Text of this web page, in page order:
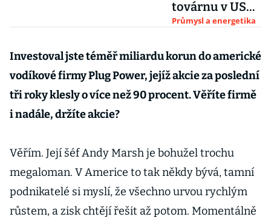
továrnu v USA,
bude vyrábět
Zároveň
zůstává v
Průmysl a energetika
Investoval jste téměř miliardu korun do americké
vodíkové firmy Plug Power, jejíž akcie za poslední
tři roky klesly o více než 90 procent. Věříte firmě
i nadále, držíte akcie?
Věřím. Její šéf Andy Marsh je bohužel trochu
megaloman. V Americe to tak někdy bývá, tamní
podnikatelé si myslí, že všechno urvou rychlým
růstem, a zisk chtějí řešit až potom. Momentálně